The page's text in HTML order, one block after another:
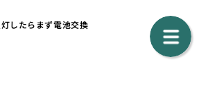
したらまず電池交換